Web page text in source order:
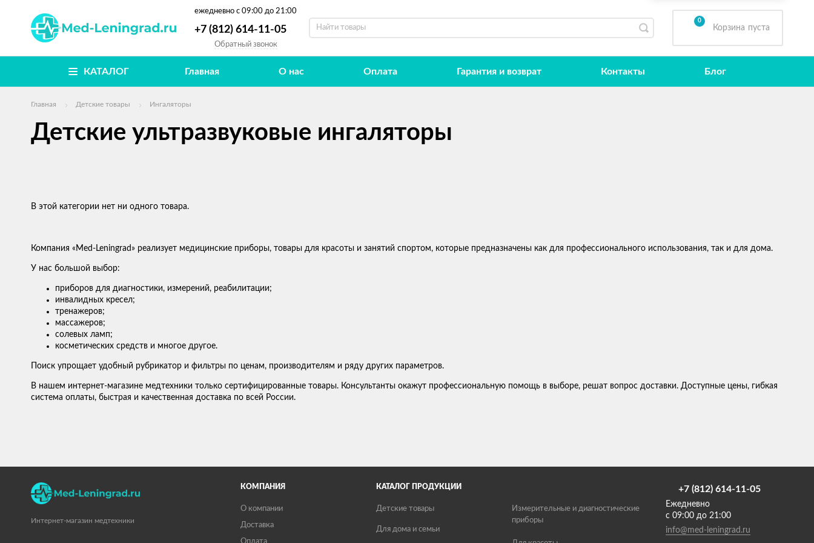
ежедневно с 09:00 до 21:00
+7 (812) 614-11-05
Обратный звонок
0
Корзина пуста
КАТАЛОГ Главная О нас Оплата Гарантия и возврат Контакты Блог
Главная Детские товары Ингаляторы
Детские ультразвуковые ингаляторы
В этой категории нет ни одного товара.
Компания «Med-Leningrad» реализует медицинские приборы, товары для красоты и занятий спортом, которые предназначены как для профессионального использования, так и для дома.
У нас большой выбор:
приборов для диагностики, измерений, реабилитации;
инвалидных кресел;
тренажеров;
массажеров;
солевых ламп;
косметических средств и многое другое.
Поиск упрощает удобный рубрикатор и фильтры по ценам, производителям и ряду других параметров.
В нашем интернет-магазине медтехники только сертифицированные товары. Консультанты окажут профессиональную помощь в выборе, решат вопрос доставки. Доступные цены, гибкая
система оплаты, быстрая и качественная доставка по всей России.
Интернет-магазин медтехники
КОМПАНИЯ
О компании
Доставка
КАТАЛОГ ПРОДУКЦИИ
Детские товары
Для дома и семьи
Измерительные и диагностические
приборы
+7 (812) 614-11-05
Ежедневно
с 09:00 до 21:00
info@med-leningrad.ru